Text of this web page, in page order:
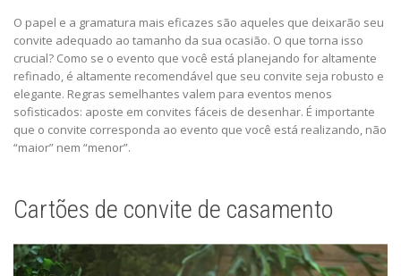
O papel e a gramatura mais eficazes são aqueles que deixarão seu
convite adequado ao tamanho da sua ocasião. O que torna isso
crucial? Como se o evento que você está planejando for altamente
refinado, é altamente recomendável que seu convite seja robusto e
elegante. Regras semelhantes valem para eventos menos
sofisticados: aposte em convites fáceis de desenhar. É importante
que o convite corresponda ao evento que você está realizando, não
“maior” nem “menor”.
Cartões de convite de casamento